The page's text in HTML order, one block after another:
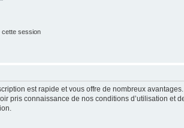
cette session
est rapide et vous offre de nombreux
pris connaissance de nos conditions d’utilisation